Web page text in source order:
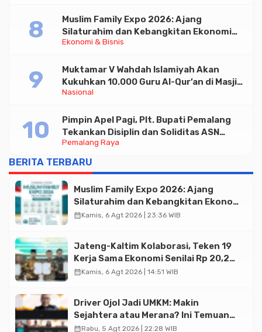
Ekonomi & Bisnis
Muslim Family Expo 2026: Ajang
Silaturahim dan Kebangkitan Ekonomi
Halal di Jakarta
Nasional
Muktamar V Wahdah Islamiyah Akan
Kukuhkan 10.000 Guru Al-Qur’an di Masjid
Istiqlal
Pemalang Raya
Pimpin Apel Pagi, Plt. Bupati Pemalang
Tekankan Disiplin dan Soliditas ASN
untuk Pelayanan Publik
BERITA TERBARU
Muslim Family Expo 2026: Ajang
Silaturahim dan Kebangkitan Ekonomi
Halal di Jakarta
calendar_monthKamis, 6 Agt 2026 | 23:36 WIB
Jateng-Kaltim Kolaborasi, Teken 19
Kerja Sama Ekonomi Senilai Rp 20,2
Triliun
calendar_monthKamis, 6 Agt 2026 | 14:51 WIB
Driver Ojol Jadi UMKM: Makin
Sejahtera atau Merana? Ini Temuan
Diskusi Paramadina
calendar_monthRabu, 5 Agt 2026 | 22:28 WIB